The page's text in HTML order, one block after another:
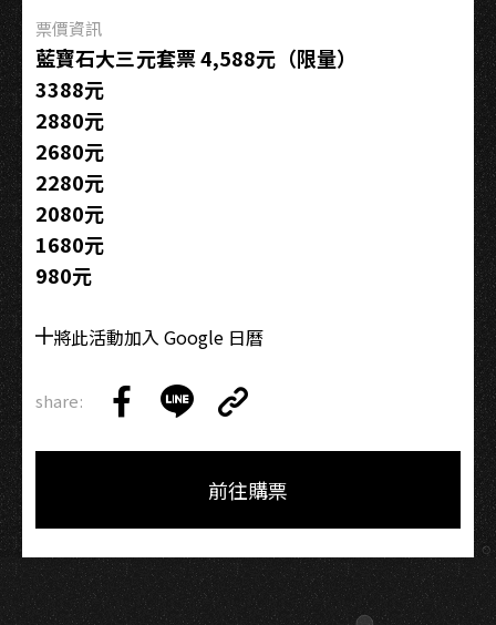
票價資訊
藍寶石大三元套票 4,588元（限量）
3388元
2880元
2680元
2280元
2080元
1680元
980元
將此活動加入 Google 日曆
share:
on
on
Link
Copy
前往購票